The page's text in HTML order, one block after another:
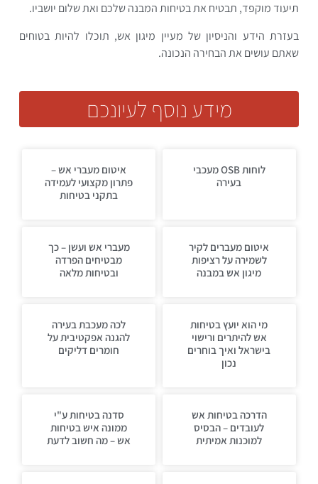
תיעוד מוקפד, תבטיח את בטיחות המבנה שלכם ואת שלום יושביו.
בעזרת הידע והניסיון של מעיין מיגון אש, תוכלו להיות בטוחים
שאתם עושים את הבחירה הנכונה.
מידע נוסף לעיונכם
לוחות OSB מעכבי
בעירה
איטום מעברי אש –
פתרון מקצועי לעמידה
בתקני בטיחות
איטום מעברים לקיר
לשמירה על רציפות
מיגון אש במבנה
מעברי אש ועשן – כך
מבטיחים הפרדה
ובטיחות מלאה
מי הוא יועץ בטיחות
אש להיתרים ורישוי
בישראל ואיך בוחרים
נכון
לכה מעכבת בעירה
להגנה אפקטיבית על
חומרים דליקים
הדרכה בטיחות אש
לעובדים – הבסיס
למוכנות אמיתית
סדנה בטיחות ע"י
ממונה איש בטיחות
אש – מה חשוב לדעת